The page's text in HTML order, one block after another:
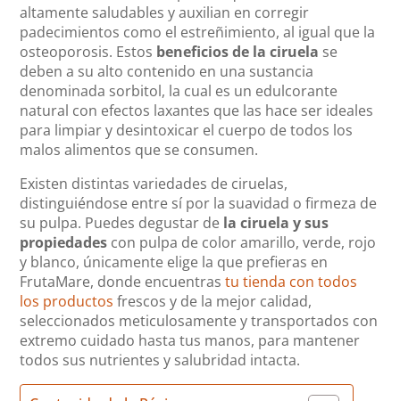
altamente saludables y auxilian en corregir
padecimientos como el estreñimiento, al igual que la
osteoporosis. Estos beneficios de la ciruela se
deben a su alto contenido en una sustancia
denominada sorbitol, la cual es un edulcorante
natural con efectos laxantes que las hace ser ideales
para limpiar y desintoxicar el cuerpo de todos los
malos alimentos que se consumen.
Existen distintas variedades de ciruelas,
distinguiéndose entre sí por la suavidad o firmeza de
su pulpa. Puedes degustar de la ciruela y sus
propiedades con pulpa de color amarillo, verde, rojo
y blanco, únicamente elige la que prefieras en
FrutaMare, donde encuentrastu tienda con todos
los productos frescos y de la mejor calidad,
seleccionados meticulosamente y transportados con
extremo cuidado hasta tus manos, para mantener
todos sus nutrientes y salubridad intacta.